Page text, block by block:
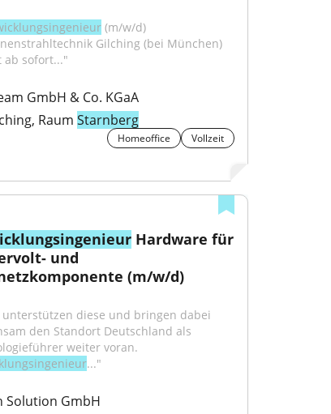
(m/w/d)
Gilching (bei München)
ab sofort..."
GmbH & Co. KGaA
Raum Starnberg
Homeoffice Vollzeit
Hardware für
und
(m/w/d)
diese und bringen dabei
den Standort Deutschland als
..."
Solution GmbH